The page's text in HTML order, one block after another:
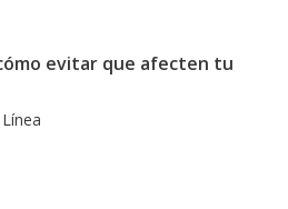
evitar que afecten tu